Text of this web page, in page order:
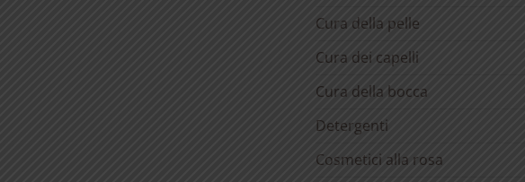
Cura della pelle
Cura dei capelli
Cura della bocca
Detergenti
Cosmetici alla rosa